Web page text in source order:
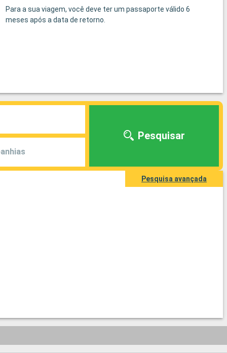
Para a sua viagem, você deve ter um passaporte válido 6
meses após a data de retorno.
Pesquisar
Pesquisa avançada